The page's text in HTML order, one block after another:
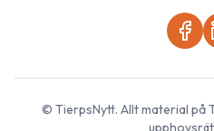
© TierpsNytt. Allt material på